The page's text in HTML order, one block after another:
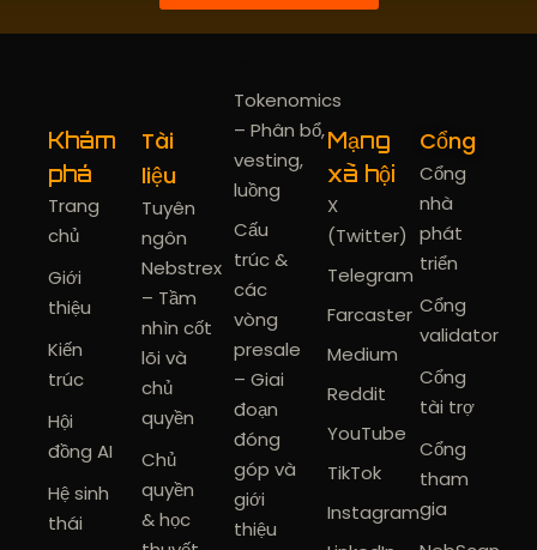
Khám
phá
Trang
chủ
Giới
thiệu
Kiến
trúc
Hội
đồng AI
Hệ sinh
thái
Tài
liệu
Tuyên
ngôn
Nebstrex
– Tầm
nhìn cốt
lõi và
chủ
quyền
Chủ
quyền
& học
Tokenomics
– Phân bổ,
vesting,
luồng
Cấu
trúc &
các
vòng
presale
– Giai
đoạn
đóng
góp và
giới
thiệu
Mạng
xã hội
X
(Twitter)
Telegram
Farcaster
Medium
Reddit
YouTube
TikTok
Instagram
Cổng
Cổng
nhà
phát
triển
Cổng
validator
Cổng
tài trợ
Cổng
tham
gia